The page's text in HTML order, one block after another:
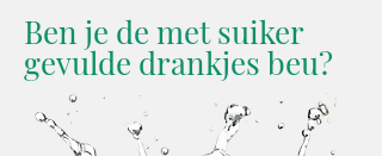
Ben je de met suiker
gevulde drankjes beu?